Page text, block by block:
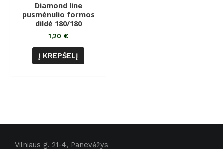
Įvertinimas:
0
iš
5
Diamond line
pusmėnulio formos
dildė 180/180
1,20 €
Į KREPŠELĮ
Vilniaus g. 21-4, Panevėžys